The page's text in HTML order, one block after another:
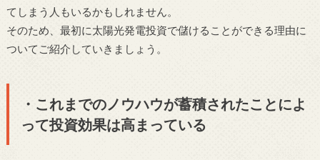
てしまう人もいるかもしれません。
そのため、最初に太陽光発電投資で儲けることができる理由に
ついてご紹介していきましょう。
・これまでのノウハウが蓄積されたことによ
って投資効果は高まっている